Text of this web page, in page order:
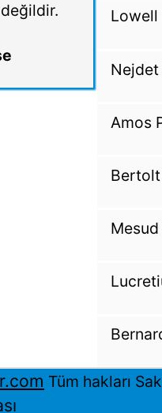
Lowell
Nejdet
Amos
Tüm hakları